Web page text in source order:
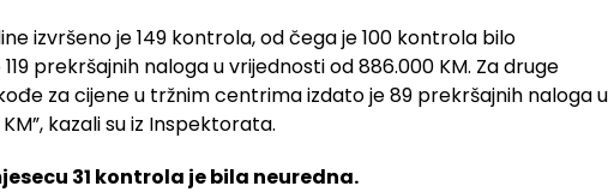
izvršeno je 149 kontrola, od čega je 100 kontrola bilo
prekršajnih naloga u vrijednosti od 886.000 KM. Za druge
za cijene u tržnim centrima izdato je 89 prekršajnih naloga u
kazali su iz Inspektorata.
31 kontrola je bila neuredna.